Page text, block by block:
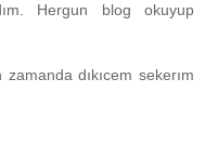
Hergun blog okuyup
zamanda dıkıcem sekerım